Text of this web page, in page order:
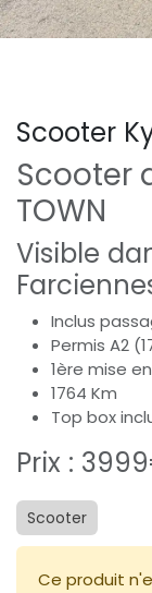
Scooter
Scooter
TOWN
Visible
Inclus
Permis A2
1ère mise
1764 Km
Top box
Prix :
Scooter
Ce produit